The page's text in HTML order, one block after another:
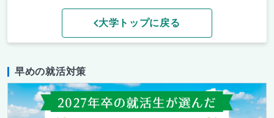
大学トップに戻る
早めの就活対策